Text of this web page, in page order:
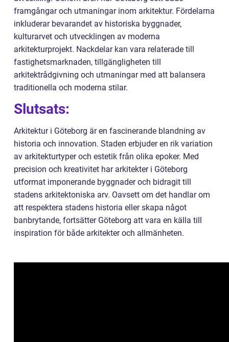
framgångar och utmaningar inom arkitektur. Fördelarna
inkluderar bevarandet av historiska byggnader,
kulturarvet och utvecklingen av moderna
arkitekturprojekt. Nackdelar kan vara relaterade till
fastighetsmarknaden, tillgängligheten till
arkitektrådgivning och utmaningar med att balansera
traditionella och moderna stilar.
Slutsats:
Arkitektur i Göteborg är en fascinerande blandning av
historia och innovation. Staden erbjuder en rik variation
av arkitekturtyper och estetik från olika epoker. Med
precision och kreativitet har arkitekter i Göteborg
utformat imponerande byggnader och bidragit till
stadens arkitektoniska arv. Oavsett om det handlar om
att respektera stadens historia eller skapa något
banbrytande, fortsätter Göteborg att vara en källa till
inspiration för både arkitekter och allmänheten.